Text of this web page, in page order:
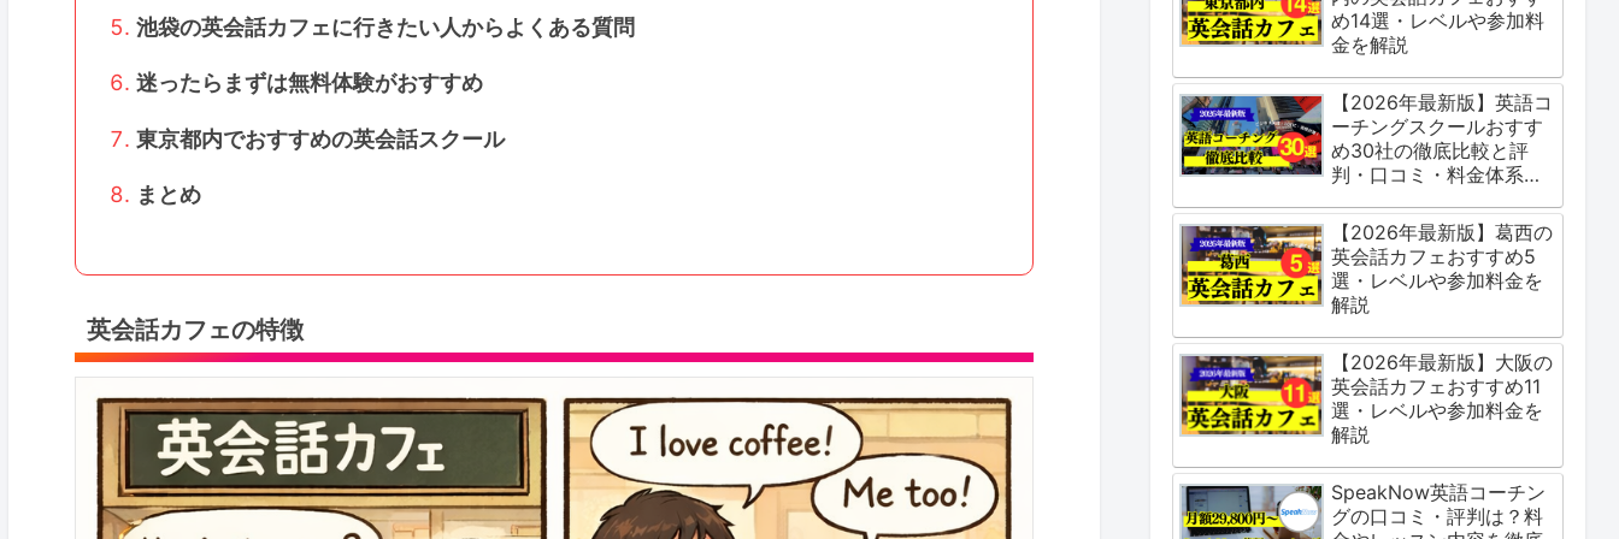
池袋の英会話カフェに行きたい人からよくある質問
迷ったらまずは無料体験がおすすめ
東京都内でおすすめの英会話スクール
まとめ
英会話カフェの特徴
め14選・レベルや参加料
金を解説
【2026年最新版】英語コ
ーチングスクールおすす
め30社の徹底比較と評
判・口コミ・料金体系を
【2026年最新版】葛西の
英会話カフェおすすめ5
選・レベルや参加料金を
解説
【2026年最新版】大阪の
英会話カフェおすすめ11
選・レベルや参加料金を
解説
SpeakNow英語コーチン
グの口コミ・評判は？料